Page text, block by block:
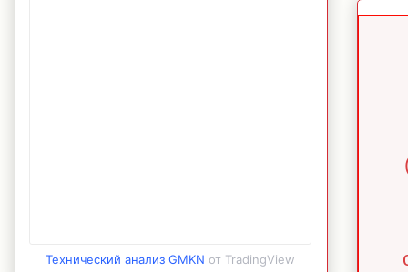
Технический анализ GMKN от TradingView